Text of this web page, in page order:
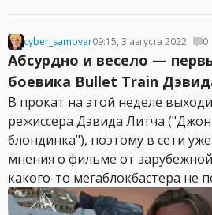
cyber_samovar09:15, 3 августа 2022 0
Абсурдно и весело —
боевика Bullet Train
В прокат на этой неделе
режиссера Дэвида Литча
блондинка"), поэтому в сети
мнения о фильме от
какого-то мегаблокбастера не